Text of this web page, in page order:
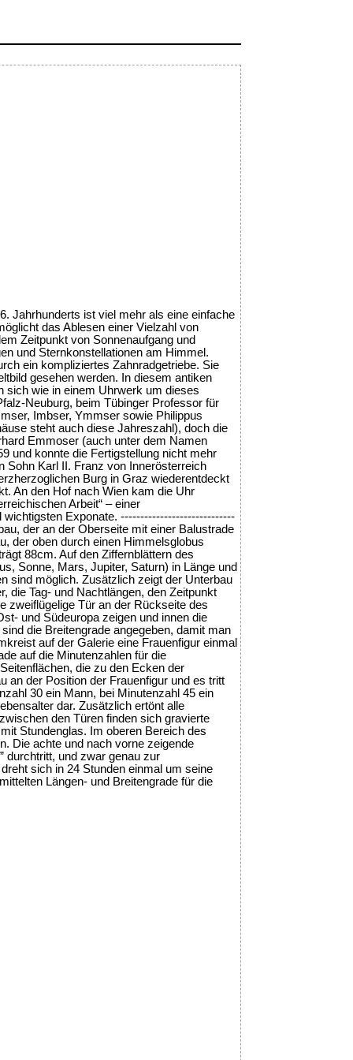
Jahrhunderts ist viel mehr als eine einfache
das Ablesen einer Vielzahl von
Zeitpunkt von Sonnenaufgang und
und Sternkonstellationen am Himmel.
ein kompliziertes Zahnradgetriebe. Sie
gesehen werden. In diesem antiken
sich wie in einem Uhrwerk um dieses
Neuburg, beim Tübinger Professor für
Imbser, Ymmser sowie Philippus
steht auch diese Jahreszahl), doch die
Emmoser (auch unter dem Namen
und konnte die Fertigstellung nicht mehr
Sohn Karl II. Franz von Innerösterreich
Burg in Graz wiederentdeckt
An den Hof nach Wien kam die Uhr
Arbeit“ – einer
wichtigsten Exponate. -----------------------------
der an der Oberseite mit einer Balustrade
der oben durch einen Himmelsglobus
88cm. Auf den Ziffernblättern des
Sonne, Mars, Jupiter, Saturn) in Länge und
sind möglich. Zusätzlich zeigt der Unterbau
die Tag- und Nachtlängen, den Zeitpunkt
zweiflügelige Tür an der Rückseite des
und Südeuropa zeigen und innen die
die Breitengrade angegeben, damit man
auf der Galerie eine Frauenfigur einmal
auf die Minutenzahlen für die
die zu den Ecken der
an der Position der Frauenfigur und es tritt
30 ein Mann, bei Minutenzahl 45 ein
dar. Zusätzlich ertönt alle
den Türen finden sich gravierte
Stundenglas. Im oberen Bereich des
Die achte und nach vorne zeigende
durchtritt, und zwar genau zur
sich in 24 Stunden einmal um seine
Längen- und Breitengrade für die